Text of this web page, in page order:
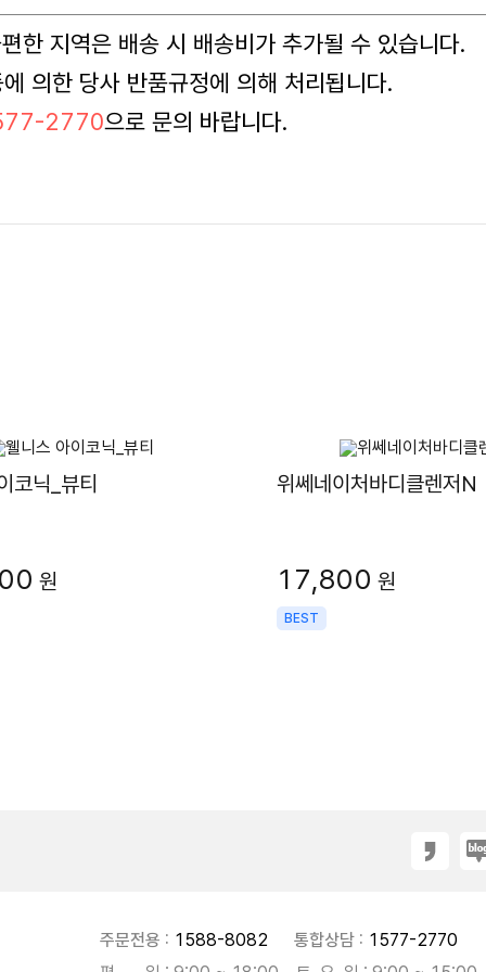
한 지역은 배송 시 배송비가 추가될 수 있습니다.
의한 당사 반품규정에 의해 처리됩니다.
2770으로 문의 바랍니다.
코닉_뷰티
원
위쎄네이처바디클렌저N
17,800 원
BEST
주문전용 : 1588-8082 통합상담 : 1577-2770